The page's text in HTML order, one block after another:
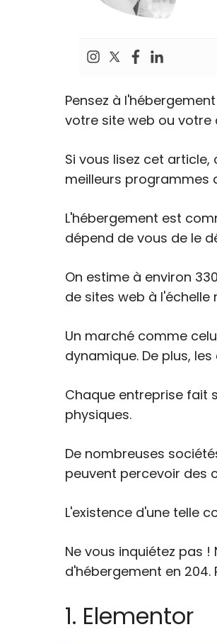
Pensez à
votre site web ou votre
Si vous lisez cet
meilleurs programmes
L'hébergement est
dépend de vous de le
On estime à environ
de sites web à l'échelle
Un marché comme
dynamique. De plus,
Chaque entreprise fait
physiques.
De nombreuses
peuvent percevoir des
L'existence d'une telle
Ne vous inquiétez pas
d'hébergement en
1. Elementor